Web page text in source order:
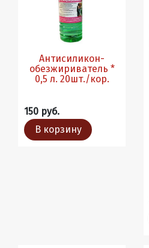
Антисиликон-
обезжириватель *
0,5 л. 20шт./кор.
150 руб.
В корзину